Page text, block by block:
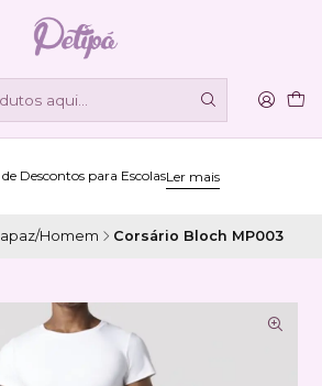
Descontos para EscolasLer mais
Homem Corsário Bloch MP003